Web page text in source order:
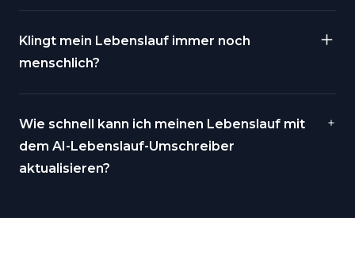
Klingt mein Lebenslauf immer noch
menschlich?
Wie schnell kann ich meinen Lebenslauf mit
dem AI-Lebenslauf-Umschreiber
aktualisieren?